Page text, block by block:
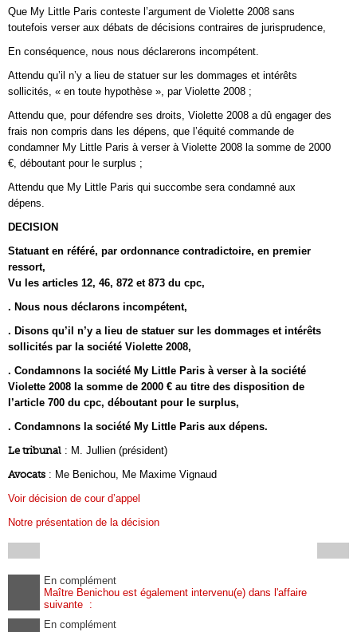
Que My Little Paris conteste l’argument de Violette 2008 sans
toutefois verser aux débats de décisions contraires de jurisprudence,
En conséquence, nous nous déclarerons incompétent.
Attendu qu’il n’y a lieu de statuer sur les dommages et intérêts
sollicités, « en toute hypothèse », par Violette 2008 ;
Attendu que, pour défendre ses droits, Violette 2008 a dû engager des
frais non compris dans les dépens, que l’équité commande de
condamner My Little Paris à verser à Violette 2008 la somme de 2000
€, déboutant pour le surplus ;
Attendu que My Little Paris qui succombe sera condamné aux
dépens.
DECISION
Statuant en référé, par ordonnance contradictoire, en premier
ressort,
Vu les articles 12, 46, 872 et 873 du cpc,
. Nous nous déclarons incompétent,
. Disons qu’il n’y a lieu de statuer sur les dommages et intérêts
sollicités par la société Violette 2008,
. Condamnons la société My Little Paris à verser à la société
Violette 2008 la somme de 2000 € au titre des disposition de
l’article 700 du cpc, déboutant pour le surplus,
. Condamnons la société My Little Paris aux dépens.
Le tribunal : M. Jullien (président)
Avocats : Me Benichou, Me Maxime Vignaud
Voir décision de cour d’appel
Notre présentation de la décision
En complément
Maître Benichou est également intervenu(e) dans l'affaire
suivante :
En complément